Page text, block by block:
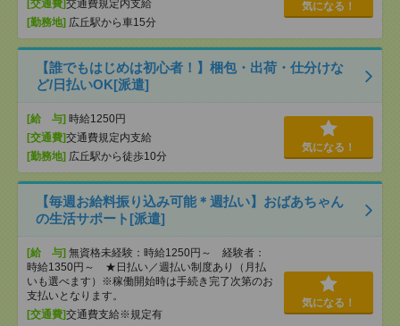
[交通費]交通費規定内支給
[勤務地] 広丘駅から車15分
気になる！
【誰でもはじめは初心者！】梱包・出荷・仕分けな
ど/日払いOK[派遣]
[給 与] 時給1250円
[交通費]交通費規定内支給
[勤務地] 広丘駅から徒歩10分
気になる！
【毎週お給料振り込み可能＊週払い】おばあちゃん
の生活サポート[派遣]
[給 与] 無資格未経験：時給1250円～ 経験者：
時給1350円～ ★日払い／週払い制度あり（月払
いも選べます）※稼働開始時は手続き完了次第のお
支払いとなります。
[交通費]交通費支給※規定有
気になる！